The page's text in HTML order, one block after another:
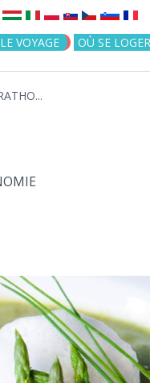
VOYAGE OÙ SE LOGER